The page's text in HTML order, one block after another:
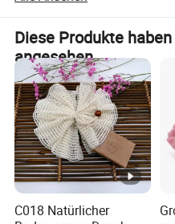
vom Flughafen Ningbo und
Shanghai Pudong entfernt,
Neues und anderes Design
es die beste Wahl für die
Neujahr Geschenk.
Aufgrund des kompetiven
hochwertige professionelle
Kunden. Unsere Produkte
Qualität, gutes Prestige", je
unseres Unternehmens von
angemessene
Diese Produkte
angesehen
C018 Natürlicher